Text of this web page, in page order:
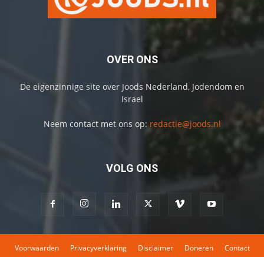
OVER ONS
De eigenzinnige site over Joods Nederland, Jodendom en
Israel
Neem contact met ons op: redactie@joods.nl
VOLG ONS
Voorwaarden Privacyverklaring Disclaimer Doneren Contact